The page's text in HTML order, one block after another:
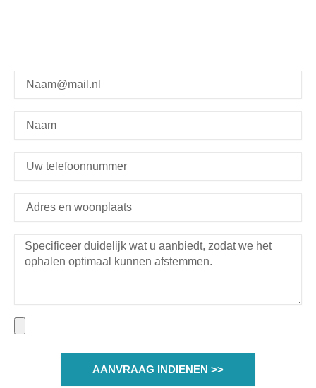
MAIL
HOEVEELHEID
FOTO
TOEVOEGEN
AANVRAAG INDIENEN >>